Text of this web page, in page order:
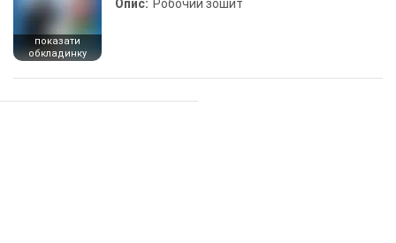
показати
обкладинку
Опис: Робочий зошит